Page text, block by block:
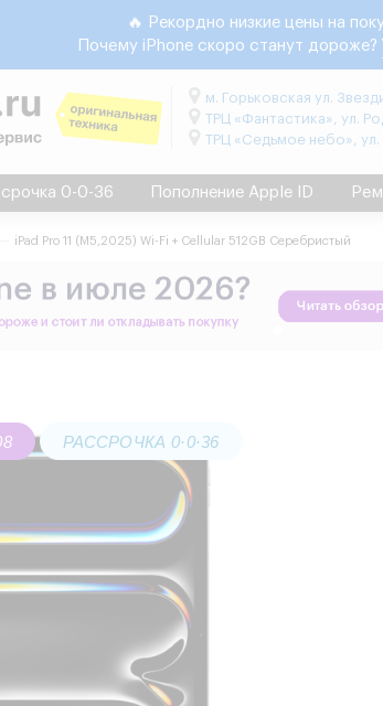
🔥 Рекордно низкие цены на
Почему iPhone скоро станут дороже?
м. Горьковская ул.
ТРЦ «Фантастика», ул.
ТРЦ «Седьмое небо», ул.
0-0-36 Пополнение Apple ID
iPad Pro 11 (М5,2025) Wi-Fi + Cellular 512GB Серебристый
РАССРОЧКА 0·0·36